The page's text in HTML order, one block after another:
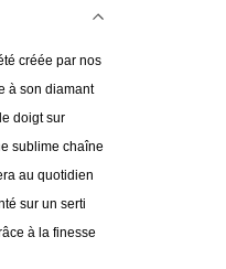
créée par nos
à son diamant
doigt sur
sublime chaîne
au quotidien
sur un serti
à la finesse